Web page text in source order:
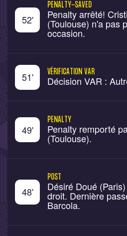
52'
PENALTY-SAVED
Penalty arrêté!
(Toulouse) n'a pas
occasion.
51' VÉRIFICATION VAR
Décision VAR :
49'
PENALTY
Penalty remporté
(Toulouse).
48'
POST
Désiré Doué
droit. Dernière
Barcola.